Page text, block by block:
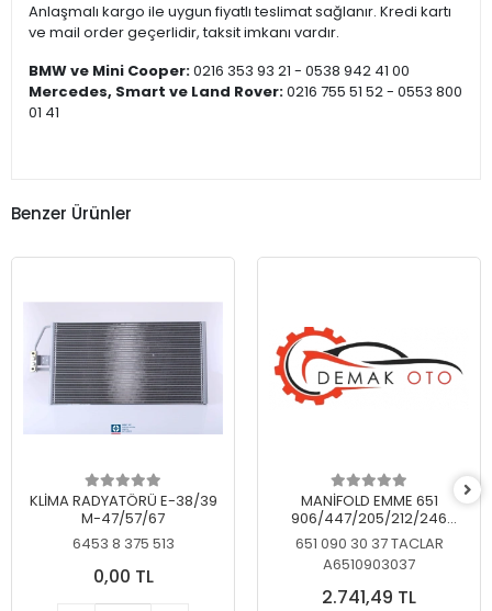
Anlaşmalı kargo ile uygun fiyatlı teslimat sağlanır. Kredi kartı
ve mail order geçerlidir, taksit imkanı vardır.
BMW ve Mini Cooper:0216 353 93 21 - 0538 942 41 00
Mercedes, Smart ve Land Rover:0216 755 51 52 - 0553 800
01 41
Benzer Ürünler
KLİMA RADYATÖRÜ E-38/39
M-47/57/67
6453 8 375 513
0,00 TL
MANİFOLD EMME 651
906/447/205/212/246
KELEBEKSİZ
651 090 30 37 TACLAR
A6510903037
2.741,49 TL